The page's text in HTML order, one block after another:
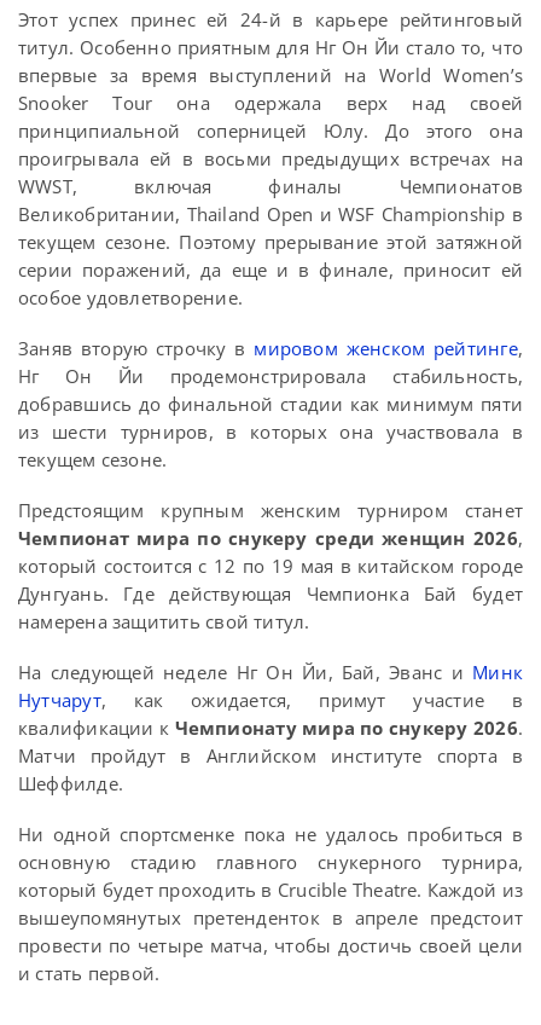
Этот успех принес ей 24-й в карьере рейтинговый
титул. Особенно приятным для Нг Он Йи стало то, что
впервые за время выступлений на World Women’s
Snooker Tour она одержала верх над своей
принципиальной соперницей Юлу. До этого она
проигрывала ей в восьми предыдущих встречах на
WWST, включая финалы Чемпионатов
Великобритании, Thailand Open и WSF Championship в
текущем сезоне. Поэтому прерывание этой затяжной
серии поражений, да еще и в финале, приносит ей
особое удовлетворение.
Заняв вторую строчку в мировом женском рейтинге,
Нг Он Йи продемонстрировала стабильность,
добравшись до финальной стадии как минимум пяти
из шести турниров, в которых она участвовала в
текущем сезоне.
Предстоящим крупным женским турниром станет
Чемпионат мира по снукеру среди женщин 2026,
который состоится с 12 по 19 мая в китайском городе
Дунгуань. Где действующая Чемпионка Бай будет
намерена защитить свой титул.
На следующей неделе Нг Он Йи, Бай, Эванс и Минк
Нутчарут, как ожидается, примут участие в
квалификации к Чемпионату мира по снукеру 2026.
Матчи пройдут в Английском институте спорта в
Шеффилде.
Ни одной спортсменке пока не удалось пробиться в
основную стадию главного снукерного турнира,
который будет проходить в Crucible Theatre. Каждой из
вышеупомянутых претенденток в апреле предстоит
провести по четыре матча, чтобы достичь своей цели
и стать первой.